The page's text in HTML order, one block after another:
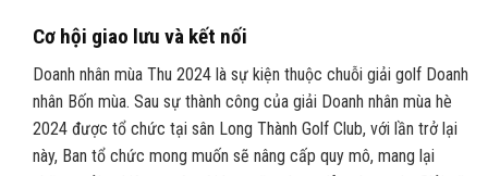
Cơ hội giao lưu và kết nối
Doanh nhân mùa Thu 2024 là sự kiện thuộc chuỗi giải golf Doanh
nhân Bốn mùa. Sau sự thành công của giải Doanh nhân mùa hè
2024 được tổ chức tại sân Long Thành Golf Club, với lần trở lại
này, Ban tổ chức mong muốn sẽ nâng cấp quy mô, mang lại